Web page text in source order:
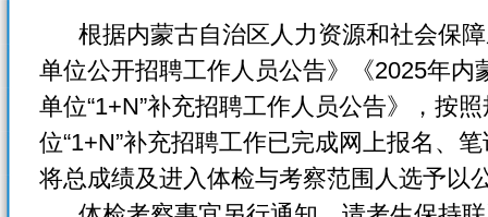
根据内蒙古自治区人力资源和社会保障
单位公开招聘工作人员公告》《2025年
单位“1+N”补充招聘工作人员公告》，按
位“1+N”补充招聘工作已完成网上报名、
将总成绩及进入体检与考察范围人选予以